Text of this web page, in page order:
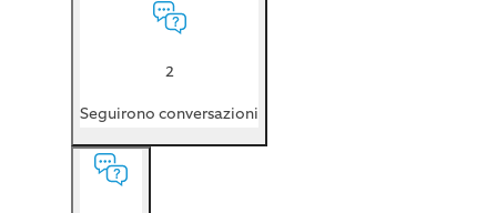
2
Seguirono conversazioni